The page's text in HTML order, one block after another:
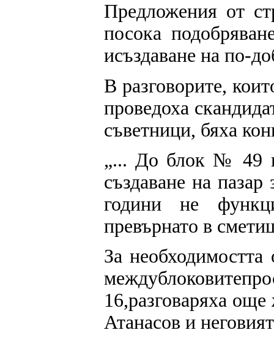
Предложения от
посока
исъздаване на по-
В разговорите,
проведоха
съветници, бяха
„... До блок № 49
създаване на
години не
превърнато в
За необходимостта
16,разговаряха
Атанасов и